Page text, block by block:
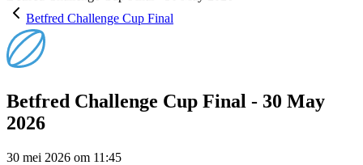
Betfred Challenge Cup Final
Betfred Challenge Cup Final - 30 May
2026
30 mei 2026 om 11:45